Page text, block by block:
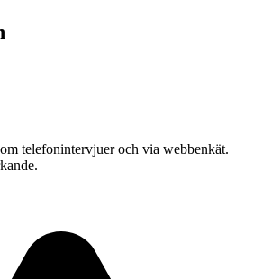
telefonintervjuer och via webbenkät.